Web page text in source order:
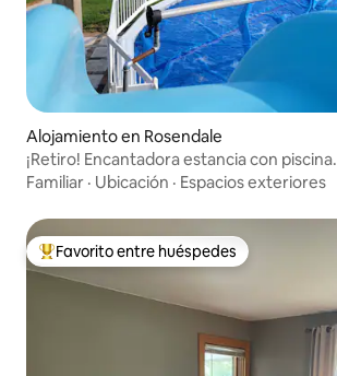
Alojamiento en Rosendale
¡Retiro! Encantadora estancia con piscina.
Familiar · Ubicación · Espacios exteriores
Favorito entre huéspedes preferido
Favorito entre huéspedes